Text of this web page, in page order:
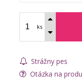
ks
Strážny pes
Otázka na